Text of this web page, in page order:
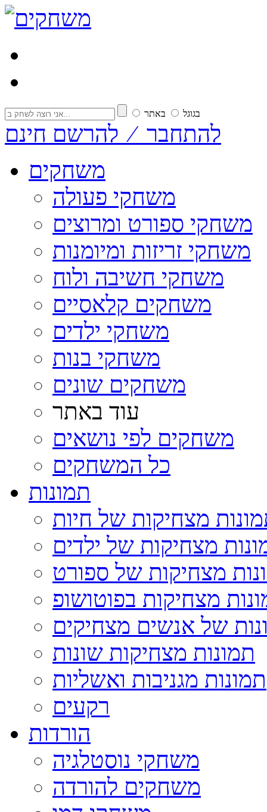
בגוגל באתר
להתחבר ⁄ להרשם חינם
משחקים
משחקי פעולה
משחקי ספורט ומרוצים
משחקי זריזות ומיומנות
משחקי חשיבה ולוח
משחקים קלאסיים
משחקי ילדים
משחקי בנות
משחקים שונים
עוד באתר
משחקים לפי נושאים
כל המשחקים
תמונות
מצחיקות של חיות
מצחיקות של ילדים
מצחיקות של ספורט
מצחיקות בפוטושופ
של אנשים מצחיקים
תמונות מצחיקות שונות
תמונות מגניבות ואשליות
רקעים
הורדות
משחקי נוסטלגיה
משחקים להורדה